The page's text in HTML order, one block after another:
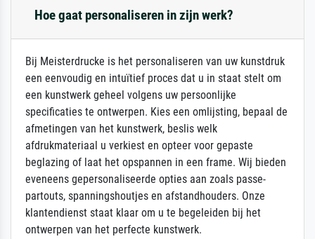
Hoe gaat personaliseren in zijn werk?
Bij Meisterdrucke is het personaliseren van uw kunstdruk
een eenvoudig en intuïtief proces dat u in staat stelt om
een kunstwerk geheel volgens uw persoonlijke
specificaties te ontwerpen. Kies een omlijsting, bepaal de
afmetingen van het kunstwerk, beslis welk
afdrukmateriaal u verkiest en opteer voor gepaste
beglazing of laat het opspannen in een frame. Wij bieden
eveneens gepersonaliseerde opties aan zoals passe-
partouts, spanningshoutjes en afstandhouders. Onze
klantendienst staat klaar om u te begeleiden bij het
ontwerpen van het perfecte kunstwerk.